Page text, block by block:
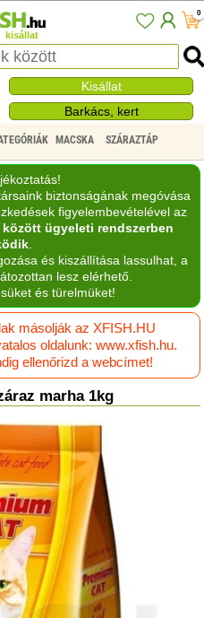
kisállat
0
Kisállat
Barkács, kert
MACSKA SZÁRAZTÁP
biztonságának megóvása
figyelembevételével az
ügyeleti rendszerben
.
és kiszállítása lassulhat, a
lesz elérhető.
és türelmüket!
másolják az XFISH.HU
oldalunk: www.xfish.hu.
ellenőrizd a webcímet!
marha 1kg